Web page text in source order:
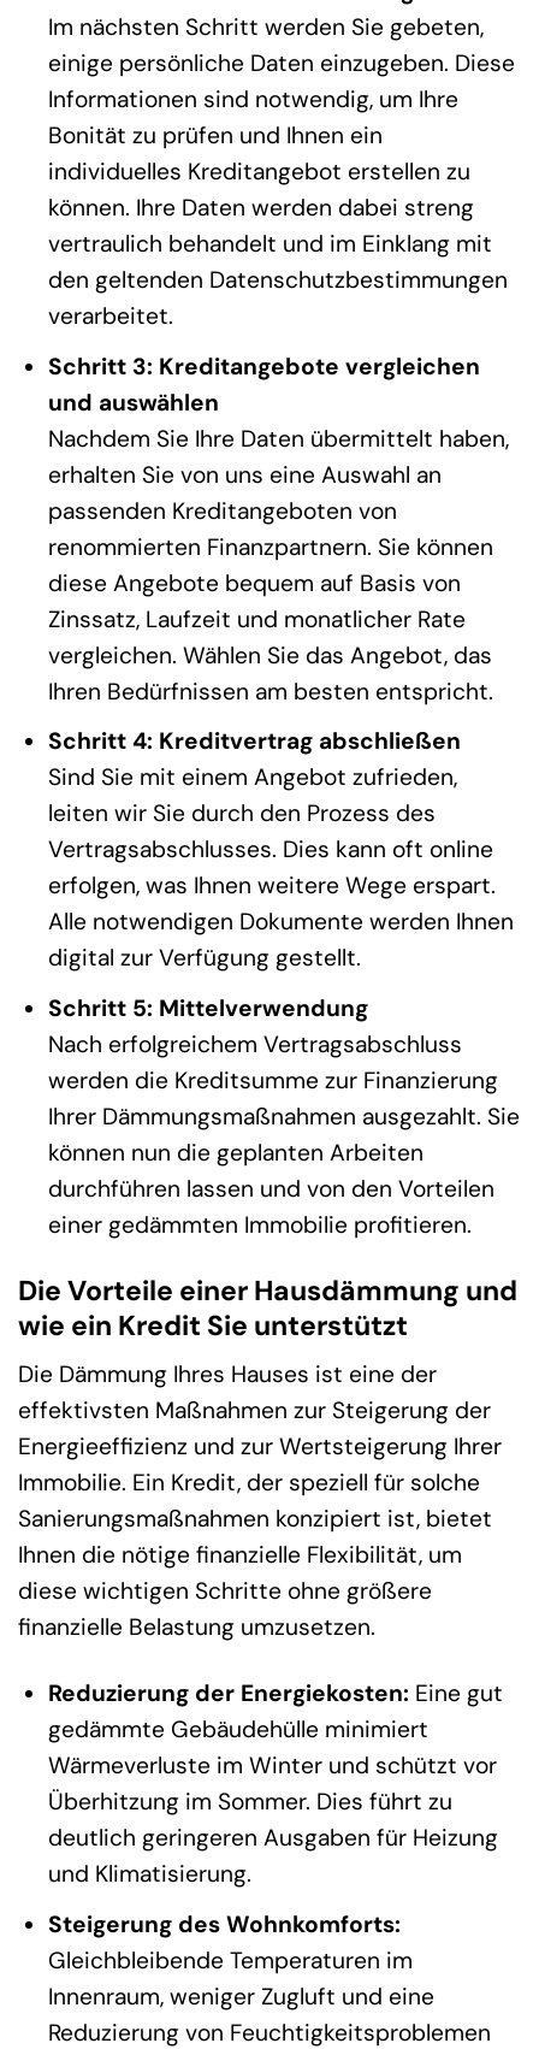
Im nächsten Schritt werden Sie gebeten,
einige persönliche Daten einzugeben. Diese
Informationen sind notwendig, um Ihre
Bonität zu prüfen und Ihnen ein
individuelles Kreditangebot erstellen zu
können. Ihre Daten werden dabei streng
vertraulich behandelt und im Einklang mit
den geltenden Datenschutzbestimmungen
verarbeitet.
Schritt 3: Kreditangebote vergleichen
und auswählen
Nachdem Sie Ihre Daten übermittelt haben,
erhalten Sie von uns eine Auswahl an
passenden Kreditangeboten von
renommierten Finanzpartnern. Sie können
diese Angebote bequem auf Basis von
Zinssatz, Laufzeit und monatlicher Rate
vergleichen. Wählen Sie das Angebot, das
Ihren Bedürfnissen am besten entspricht.
Schritt 4: Kreditvertrag abschließen
Sind Sie mit einem Angebot zufrieden,
leiten wir Sie durch den Prozess des
Vertragsabschlusses. Dies kann oft online
erfolgen, was Ihnen weitere Wege erspart.
Alle notwendigen Dokumente werden Ihnen
digital zur Verfügung gestellt.
Schritt 5: Mittelverwendung
Nach erfolgreichem Vertragsabschluss
werden die Kreditsumme zur Finanzierung
Ihrer Dämmungsmaßnahmen ausgezahlt. Sie
können nun die geplanten Arbeiten
durchführen lassen und von den Vorteilen
einer gedämmten Immobilie profitieren.
Die Vorteile einer Hausdämmung und
wie ein Kredit Sie unterstützt
Die Dämmung Ihres Hauses ist eine der
effektivsten Maßnahmen zur Steigerung der
Energieeffizienz und zur Wertsteigerung Ihrer
Immobilie. Ein Kredit, der speziell für solche
Sanierungsmaßnahmen konzipiert ist, bietet
Ihnen die nötige finanzielle Flexibilität, um
diese wichtigen Schritte ohne größere
finanzielle Belastung umzusetzen.
Reduzierung der Energiekosten: Eine gut
gedämmte Gebäudehülle minimiert
Wärmeverluste im Winter und schützt vor
Überhitzung im Sommer. Dies führt zu
deutlich geringeren Ausgaben für Heizung
und Klimatisierung.
Steigerung des Wohnkomforts:
Gleichbleibende Temperaturen im
Innenraum, weniger Zugluft und eine
Reduzierung von Feuchtigkeitsproblemen